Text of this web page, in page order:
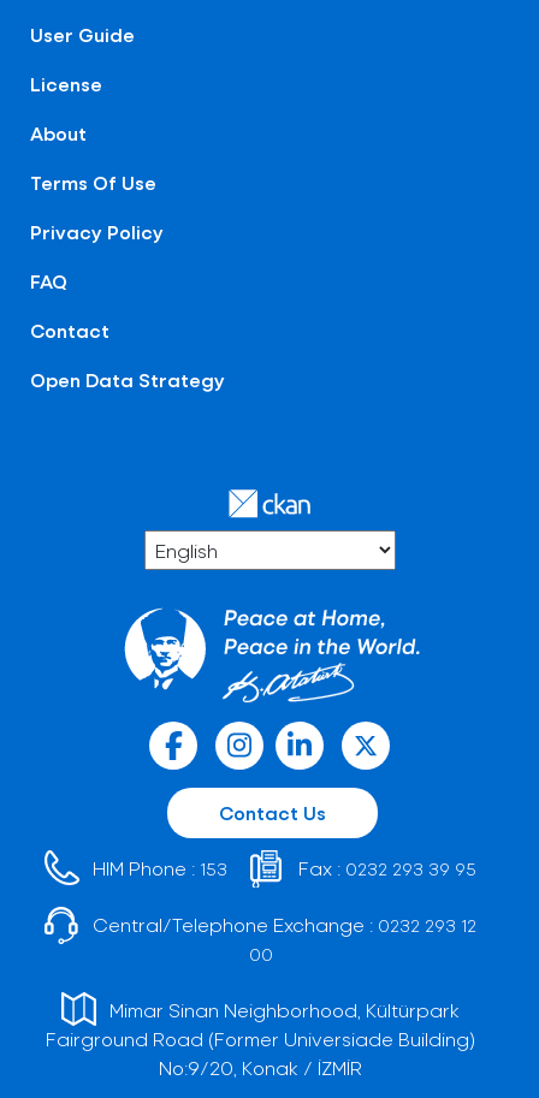
User Guide
License
About
Terms Of Use
Privacy Policy
FAQ
Contact
Open Data Strategy
Contact Us
HIM Phone : 153 Fax : 0232 293 39 95
Central/Telephone Exchange : 0232 293 12
00
Mimar Sinan Neighborhood, Kültürpark
Fairground Road (Former Universiade Building)
No:9/20, Konak / İZMİR